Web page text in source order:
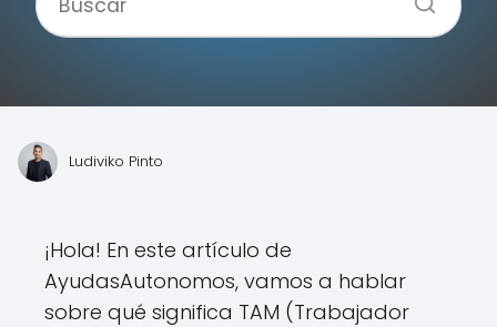
Ludiviko Pinto
¡Hola! En este artículo de
AyudasAutonomos, vamos a hablar
sobre qué significa TAM (Trabajador